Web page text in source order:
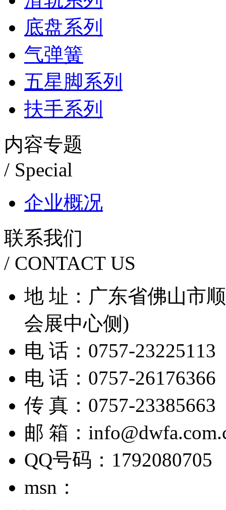
底盘系列
气弹簧
五星脚系列
扶手系列
内容专题
/ Special
企业概况
联系我们
/ CONTACT US
地 址：广东省佛山市
会展中心侧)
电 话：0757-23225113
电 话：0757-26176366
传 真：0757-23385663
邮 箱：
QQ号码：1792080705
msn：